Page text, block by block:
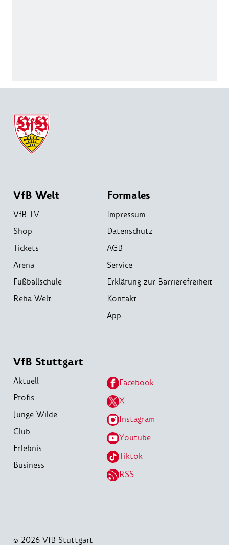
VfB Welt
VfB TV
Shop
Tickets
Arena
Fußballschule
Reha-Welt
Formales
Impressum
Datenschutz
AGB
Service
Erklärung zur Barrierefreiheit
Kontakt
App
VfB Stuttgart
Aktuell
Profis
Junge Wilde
Club
Erlebnis
Business
Facebook
X
Instagram
Youtube
Tiktok
RSS
© 2026 VfB Stuttgart